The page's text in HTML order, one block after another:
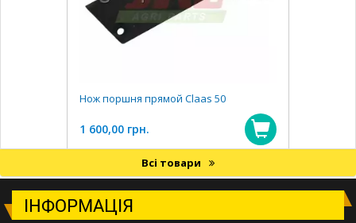
Нож поршня прямой Claas 50
1 600,00 грн.
Всі товари
ІНФОРМАЦІЯ